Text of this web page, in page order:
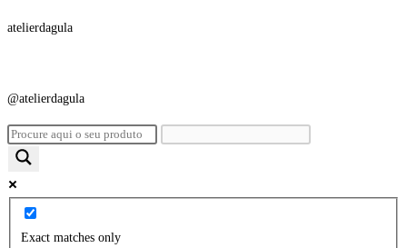
atelierdagula
@atelierdagula
Exact matches only